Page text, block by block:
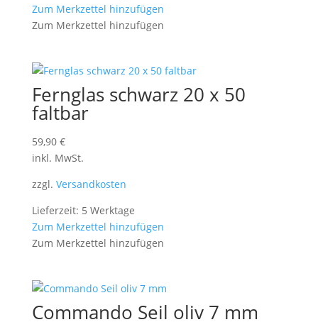
Zum Merkzettel hinzufügen
Zum Merkzettel hinzufügen
Fernglas schwarz 20 x 50
faltbar
59,90 €
inkl. MwSt.
zzgl. Versandkosten
Lieferzeit: 5 Werktage
Zum Merkzettel hinzufügen
Zum Merkzettel hinzufügen
Commando Seil oliv 7 mm